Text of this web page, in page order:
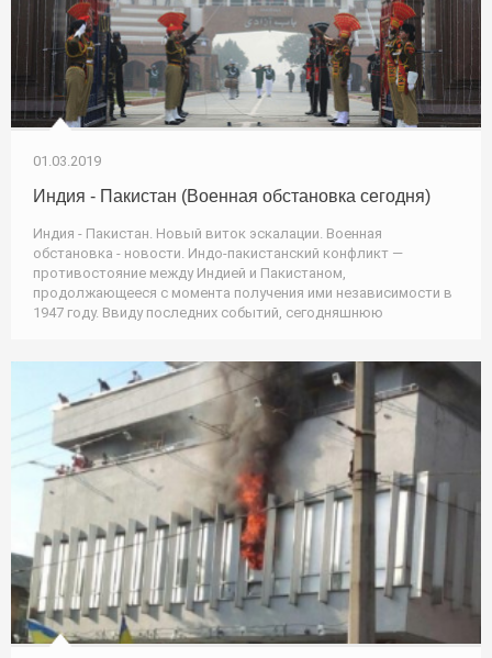
01.03.2019
Индия - Пакистан (Военная обстановка сегодня)
Индия - Пакистан. Новый виток эскалации. Военная
обстановка - новости. Индо-пакистанский конфликт —
противостояние между Индией и Пакистаном,
продолжающееся с момента получения ими независимости в
1947 году. Ввиду последних событий, сегодняшнюю